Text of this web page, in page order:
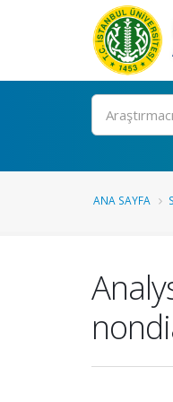
Ara
ANA SAYFA